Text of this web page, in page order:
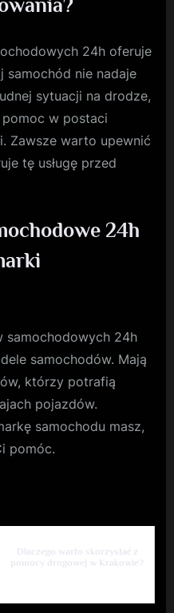
24h oferuje
samochód nie nadaje
sytuacji na drodze,
w postaci
Zawsze warto upewnić
tę usługę przed
24h
samochodowych 24h
samochodów. Mają
którzy potrafią
pojazdów.
samochodu masz,
pomóc.
Dlaczego warto skorzystać z
pomocy drogowej w Krakowie?